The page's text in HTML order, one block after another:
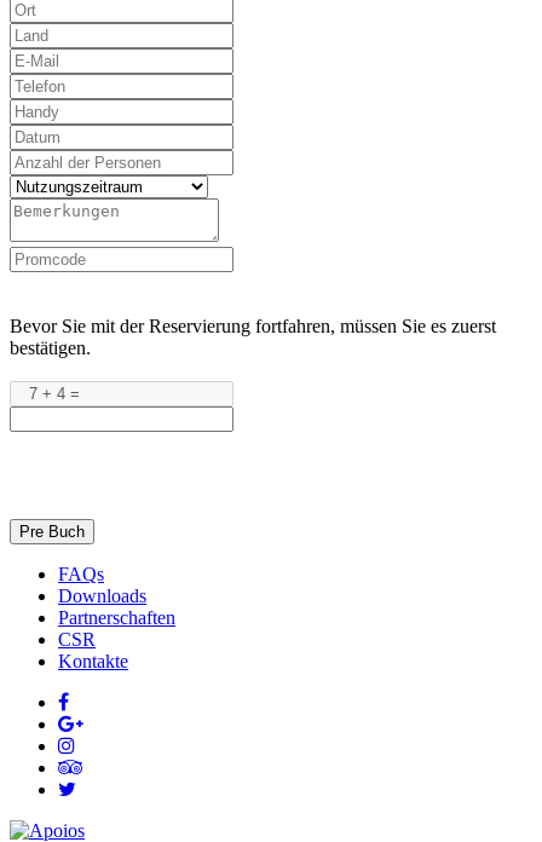
Bevor Sie mit der Reservierung fortfahren, müssen Sie es zuerst
bestätigen.
Pre Buch
FAQs
Downloads
Partnerschaften
CSR
Kontakte